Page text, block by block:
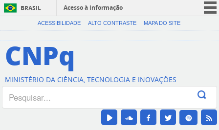
BRASIL
Acesso à informação
CORONAVÍRUS (COVID-19)
Canais
ACESSIBILIDADE ALTO CONTRASTE MAPA DO SITE
CNPq
MINISTÉRIO DA CIÊNCIA, TECNOLOGIA E INOVAÇÕES